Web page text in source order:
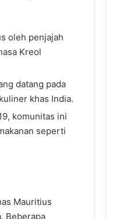
oleh penjajah
Kreol
datang pada
khas India.
komunitas ini
seperti
Mauritius
Beberapa